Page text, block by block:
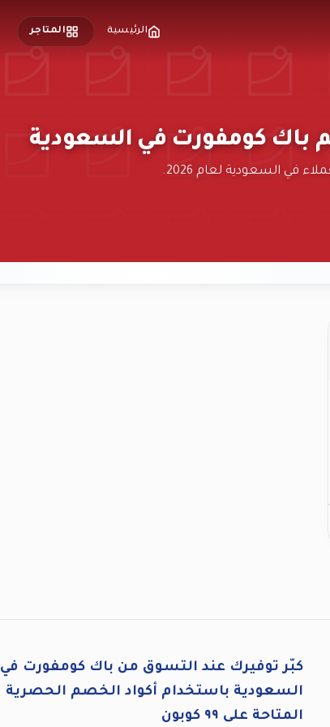
الرئيسية المتاجر
باك كومفورت في السعودية
في السعودية لعام 2026.
كبّر توفيرك عند التسوق من باك كومفورت في
السعودية باستخدام أكواد الخصم الحصرية
المتاحة على ٩٩ كوبون